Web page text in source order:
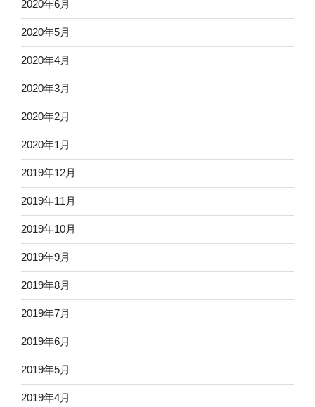
2020年6月
2020年5月
2020年4月
2020年3月
2020年2月
2020年1月
2019年12月
2019年11月
2019年10月
2019年9月
2019年8月
2019年7月
2019年6月
2019年5月
2019年4月